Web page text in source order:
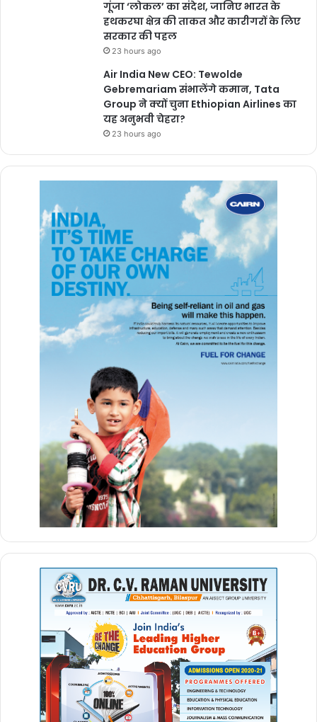
गूंजा ‘लोकल’ का संदेश, जानिए भारत के
हथकरघा क्षेत्र की ताकत और कारीगरों के लिए
सरकार की पहल
23 hours ago
Air India New CEO: Tewolde
Gebremariam संभालेंगे कमान, Tata
Group ने क्यों चुना Ethiopian Airlines का
यह अनुभवी चेहरा?
23 hours ago